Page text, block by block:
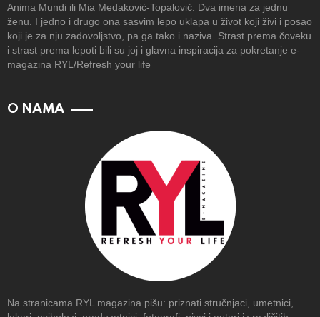
Anima Mundi ili Mia Medaković-Topalović. Dva imena za jednu
ženu. I jedno i drugo ona sasvim lepo uklapa u život koji živi i posao
koji je za nju zadovoljstvo, pa ga tako i naziva. Strast prema čoveku
i strast prema lepoti bili su joj i glavna inspiracija za pokretanje e-
magazina RYL/Refresh your life
O NAMA
Na stranicama RYL magazina pišu: priznati stručnjaci, umetnici,